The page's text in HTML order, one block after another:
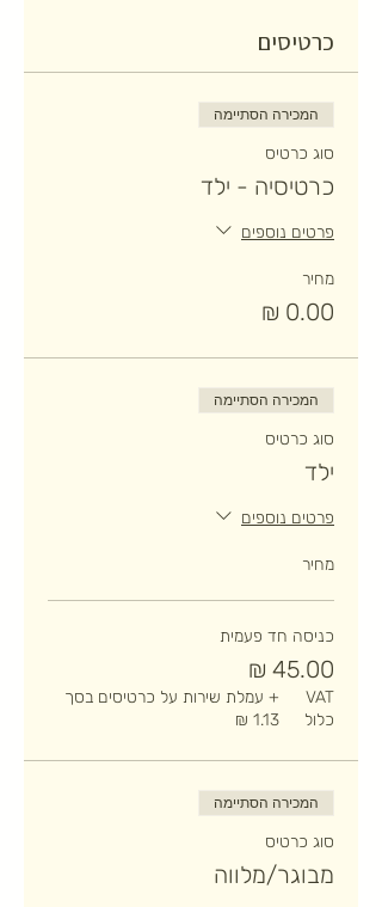
כרטיסים
המכירה הסתיימה
סוג כרטיס
כרטיסיה - ילד
פרטים נוספים
מחיר
המכירה הסתיימה
סוג כרטיס
ילד
פרטים נוספים
מחיר
כניסה חד פעמית
VAT
כלול
+ עמלת שירות על כרטיסים בסך
‏1.13 ‏₪
המכירה הסתיימה
סוג כרטיס
מבוגר/מלווה